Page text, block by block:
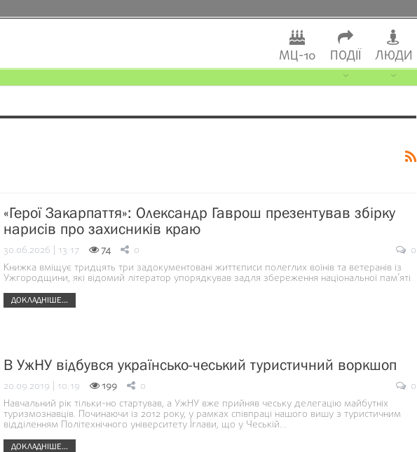
МЦ-10 ПОДІЇ ЛЮДИ
«Герої Закарпаття»: Олександр Гаврош презентував збірку
нарисів про захисників краю
30.06.2026 | 13:17 74 0
0
Книжка вміщує тридцять три задокументовані життєписи полеглих воїнів та ветеранів із
Ужгородщини, які відомий літератор упорядкував задля збереження національної пам’яті
ДОКЛАДНІШЕ...
В УжНУ відбувся українсько-чеський туристичний воркшоп
20.09.2019 | 10:19 199 0
0
Навчальний рік тільки-но стартував, а УжНУ вже прийняв чеську делегацію майбутніх
туризмознавців. Починаючи із 2012 року, у рамках співпраці нашого вишу з туристичним
відділенням Політехнічного університету Їглави, що у Чеській…
ДОКЛАДНІШЕ...